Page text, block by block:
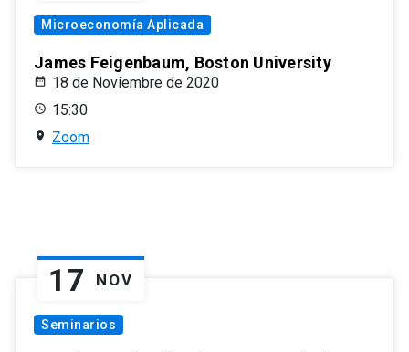
Microeconomía Aplicada
James Feigenbaum, Boston University
18 de Noviembre de 2020
15:30
Zoom
17 NOV
Seminarios